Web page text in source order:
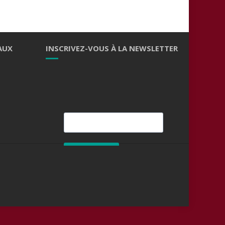
INSCRIVEZ-VOUS À LA NEWSLETTER